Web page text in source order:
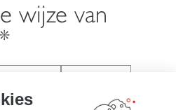
wijze van
telefonisch bij mij thuis